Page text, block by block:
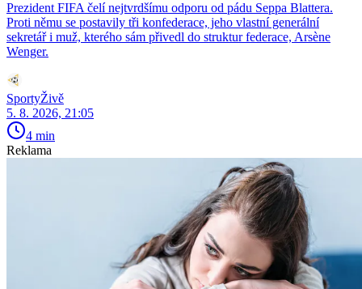
Prezident FIFA čelí nejtvrdšímu odporu od pádu Seppa Blattera.
Proti němu se postavily tři konfederace, jeho vlastní generální
sekretář i muž, kterého sám přivedl do struktur federace, Arsène
Wenger.
SportyŽivě
5. 8. 2026, 21:05
4 min
Reklama